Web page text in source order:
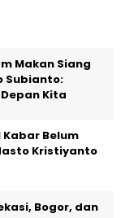
Makan Siang
Subianto:
Kita
Kabar Belum
Kristiyanto
Bogor, dan